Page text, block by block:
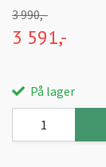
3 990,-
3 591,-
På lager